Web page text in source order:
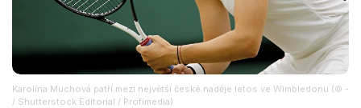
Karolína Muchová patří mezi největší české naděje letos ve Wimbledonu (© -
/ Shutterstock Editorial / Profimedia)